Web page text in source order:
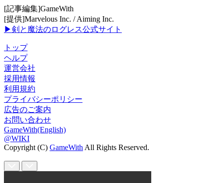
[記事編集]GameWith
[提供]Marvelous Inc. / Aiming Inc.
▶剣と魔法のログレス公式サイト
トップ
ヘルプ
運営会社
採用情報
利用規約
プライバシーポリシー
広告のご案内
お問い合わせ
GameWith(English)
@WIKI
Copyright (C) GameWith All Rights Reserved.